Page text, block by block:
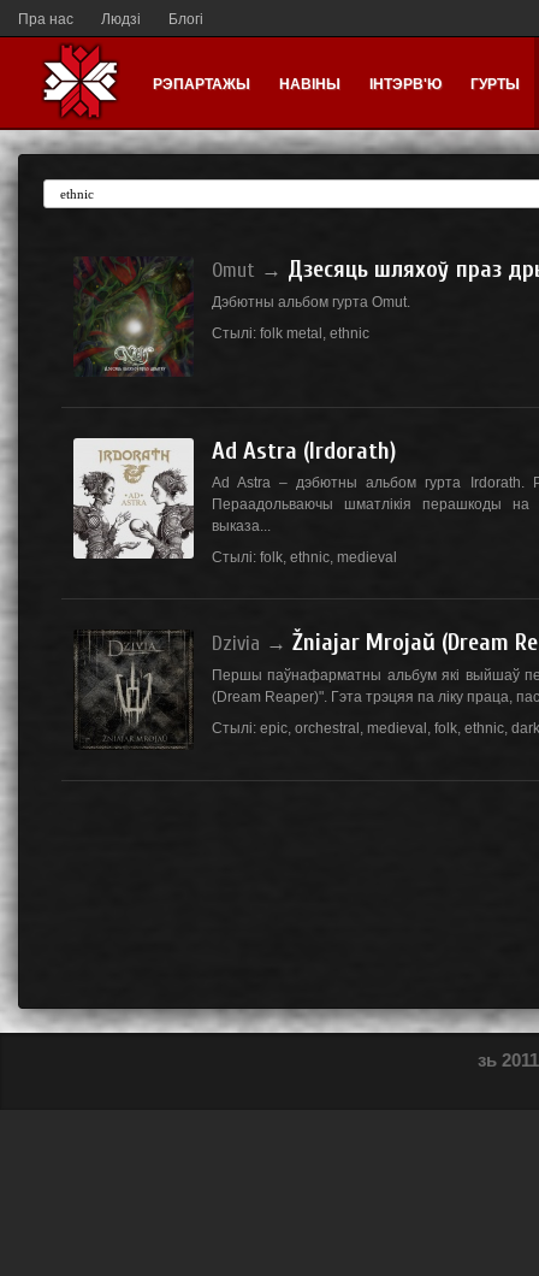
Пра нас Людзі Блогі
РЭПАРТАЖЫ НАВІНЫ ІНТЭРВ'Ю ГУРТЫ
Omut → Дзесяць шляхоў праз
Дэбютны альбом гурта Omut.
Стылі: folk metal , ethnic
Ad Astra (Irdorath)
Ad Astra – дэбютны альбом гурта Irdorath.
Пераадольваючы шматлікія перашкоды
выказа...
Стылі: folk, ethnic, medieval
Dzivia → Žniajar Mrojaŭ (Dream
Першы паўнафарматны альбум які выйшаў
(Dream Reaper)". Гэта трэцяя па ліку праца,
Стылі: epic, orchestral , medieval , folk, ethnic, dark
зь 2011